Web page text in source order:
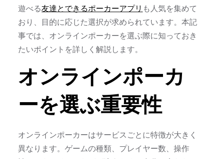
遊べる友達とできるポーカーアプリ も人気を集めて
おり、目的に応じた選択が求められています。本記
事では、オンラインポーカーを選ぶ際に知っておき
たいポイントを詳しく解説します。
オンラインポーカ
ーを選ぶ重要性
オンラインポーカーはサービスごとに特徴が大きく
異なります。ゲームの種類、プレイヤー数、操作